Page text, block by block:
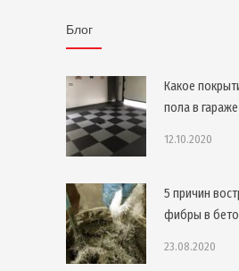
Блог
Какое
пола в гараже
12.10.2020
5 причин
фибры в
23.08.2020